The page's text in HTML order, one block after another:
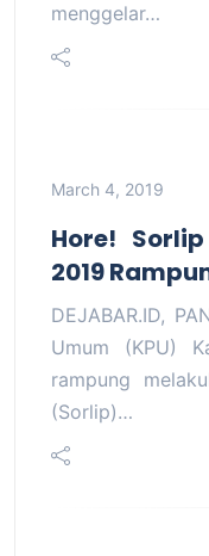
menggelar…
March 4, 2019
Hore!
2019
DEJABAR.ID,
Umum (KPU)
rampung
(Sorlip)…